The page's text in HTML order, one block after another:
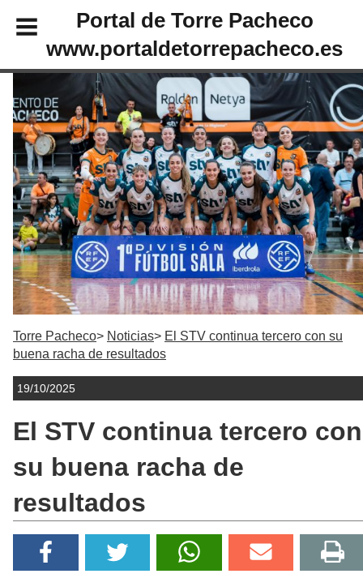
Portal de Torre Pacheco
www.portaldetorrepacheco.es
Torre Pacheco Noticias
El STV continua tercero con su
buena racha de resultados
19/10/2025
El STV continua tercero con
su buena racha de
resultados